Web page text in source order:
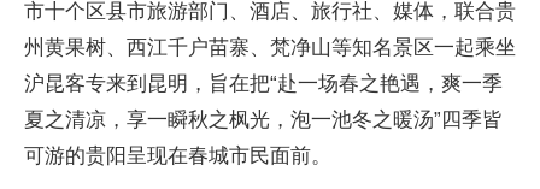
市十个区县市旅游部门、酒店、旅行社、媒体，联合贵
州黄果树、西江千户苗寨、梵净山等知名景区一起乘坐
沪昆客专来到昆明，旨在把“赴一场春之艳遇，爽一季
夏之清凉，享一瞬秋之枫光，泡一池冬之暖汤”四季皆
可游的贵阳呈现在春城市民面前。